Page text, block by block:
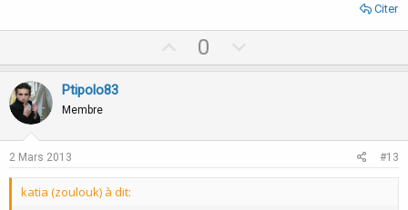
Citer
p
t
0
o
v
Ptipolo83
Membre
2 Mars 2013 #13
katia (zoulouk) à dit: